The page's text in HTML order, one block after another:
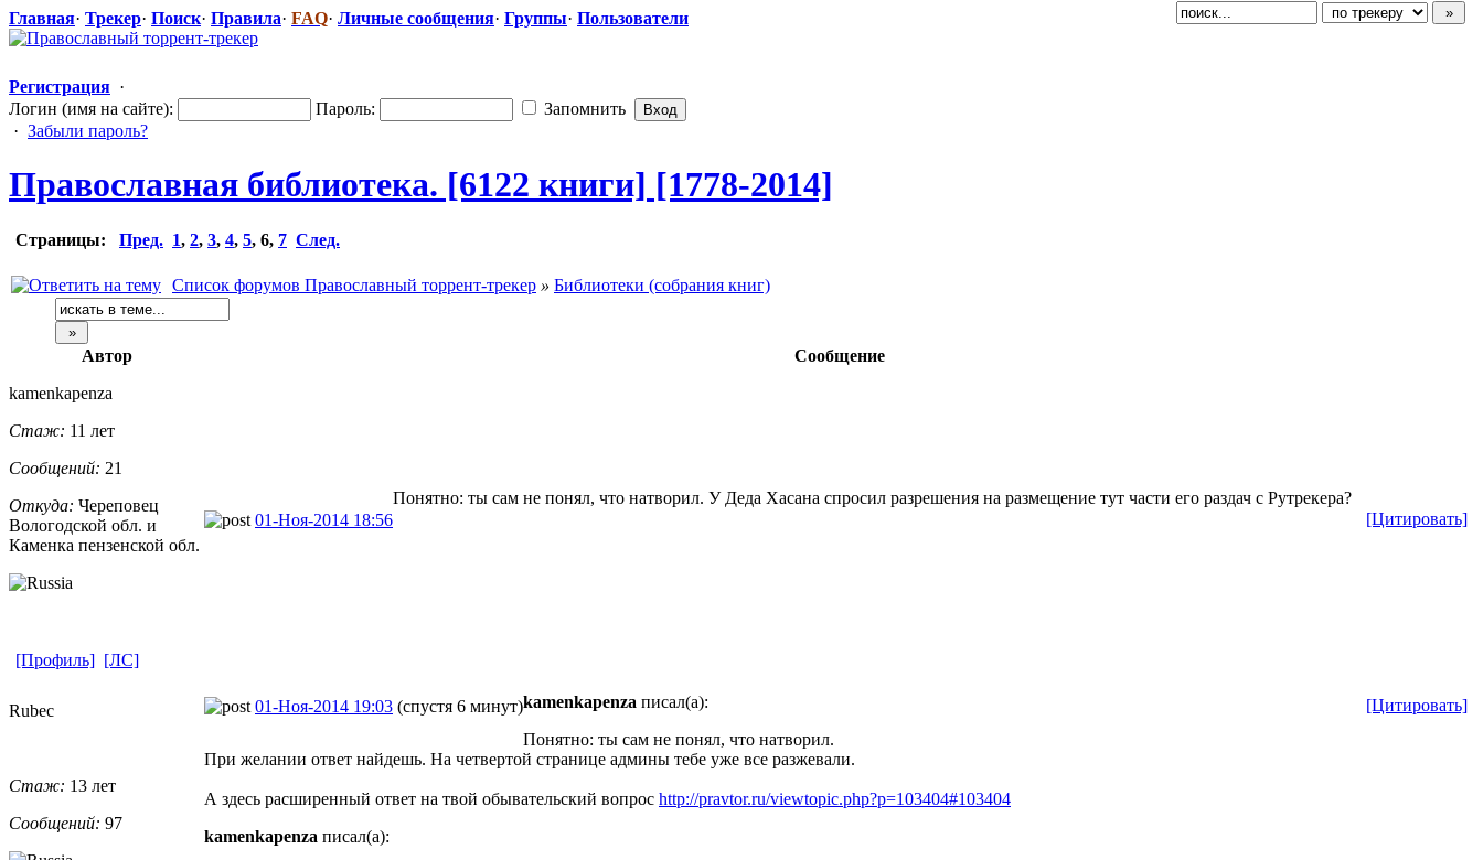
Главная· Трекер· Поиск· Правила· FAQ· Личные сообщения· Группы· Пользователи
Регистрация ·
Логин (имя на сайте):
Пароль:
Запомнить
· Забыли пароль?
Православная ​ библиотека. [6122 книги] [1778-2014]
Страницы: Пред. 1, 2, 3, 4, 5, 6, 7 След.
Список форумов Православный торрент-трекер » Библиотеки (собрания книг)
Автор
Сообщение
kamenkapenza
Стаж: 11 лет
Сообщений: 21
Откуда: Череповец
Вологодской обл. и
Каменка пензенской обл.
01-Ноя-2014 18:56 [Цитировать]
Понятно: ты сам не понял, что натворил. У Деда Хасана спросил разрешения на размещение тут части его раздач с Рутрекера?
[Профиль] [ЛС]
Rubec
Стаж: 13 лет
Сообщений: 97
01-Ноя-2014 19:03 (спустя 6 минут) [Цитировать]
kamenkapenza писал(а):
Понятно: ты сам не понял, что натворил.
При желании ответ найдешь. На четвертой странице админы тебе уже все разжевали.
А здесь расширенный ответ на твой обывательский вопрос http://pravtor.ru/viewtopic.php?p=103404#103404
kamenkapenza писал(а):